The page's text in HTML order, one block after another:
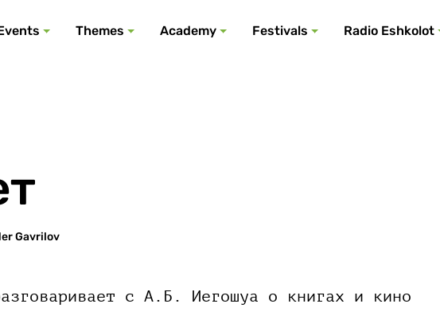
Themes
All themes
Academy
Festivals
Radio Eshkolot
с А.Б. Иегошуа о книгах и кино